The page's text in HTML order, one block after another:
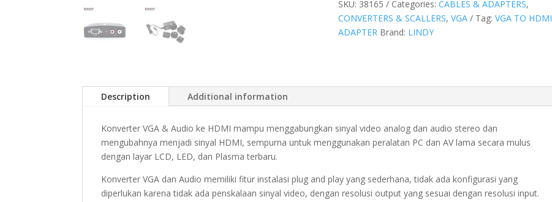
TO
HDMI
quantity
SKU: 38165 Categories: CABLES & ADAPTERS,
CONVERTERS & SCALLERS, VGA Tag: VGA TO HDMI
ADAPTER Brand: LINDY
Description Additional information
Konverter VGA & Audio ke HDMI mampu menggabungkan sinyal video analog dan audio stereo dan
mengubahnya menjadi sinyal HDMI, sempurna untuk menggunakan peralatan PC dan AV lama secara mulus
dengan layar LCD, LED, dan Plasma terbaru.
Konverter VGA dan Audio memiliki fitur instalasi plug and play yang sederhana, tidak ada konfigurasi yang
diperlukan karena tidak ada penskalaan sinyal video, dengan resolusi output yang sesuai dengan resolusi input.